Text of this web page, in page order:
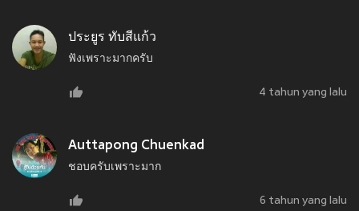
ประยูร ทับสีแก้ว
ฟังเพราะมากครับ
4 tahun yang lalu
Auttapong Chuenkad
ชอบครับเพราะมาก
6 tahun yang lalu